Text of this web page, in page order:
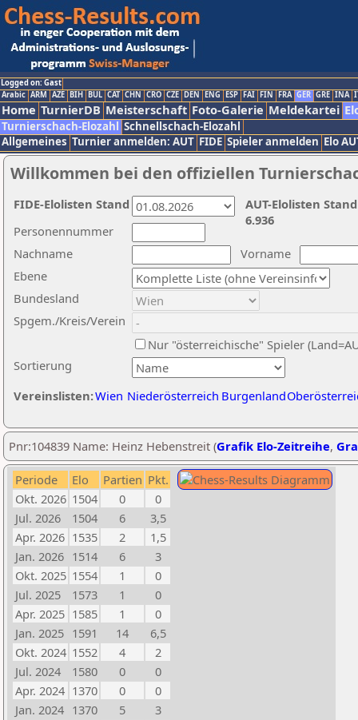
Logged on: Gast
Arabic ARM AZE BIH BUL CAT CHN CRO CZE DEN ENG ESP FAI FIN FRA GER GRE INA
Home TurnierDB Meisterschaft Foto-Galerie Meldekartei
Turnierschach-Elozahl Schnellschach-Elozahl
Allgemeines Turnier anmelden: AUT FIDE Spieler anmelden Elo
Willkommen bei den offiziellen
Nachname
Vorname
Ebene
Sortierung
Personennummer
Bundesland
Spgem./Kreis/Verein
Nur "österreichische" Spieler
Vereinslisten:Wien Niederösterreich Burgenland
AUT-Elolisten
6.936
FIDE-Elolisten Stand
Pnr:104839 Name: Heinz Hebenstreit (Grafik Elo-Zeitreihe,
Periode Elo Partien Pkt.
Okt. 2026 1504 0
0
Jul. 2026
1504 6
3,5
Apr. 2026 1535 2
1,5
Jan. 2026 1514 6
3
Okt. 2025 1554 1
0
Jul. 2025
1573 1
0
Apr. 2025 1585 1
0
Jan. 2025 1591 14
6,5
Okt. 2024 1552 4
2
Jul. 2024
1580 0
0
Apr. 2024 1370 0
0
Jan. 2024 1370 5
3